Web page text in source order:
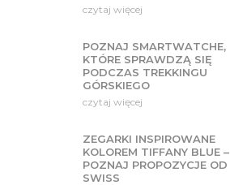
czytaj więcej
POZNAJ SMARTWATCHE,
KTÓRE SPRAWDZĄ SIĘ
PODCZAS TREKKINGU
GÓRSKIEGO
czytaj więcej
ZEGARKI INSPIROWANE
KOLOREM TIFFANY BLUE –
POZNAJ PROPOZYCJE OD
SWISS